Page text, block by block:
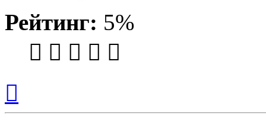
Рейтинг: 5%
началу